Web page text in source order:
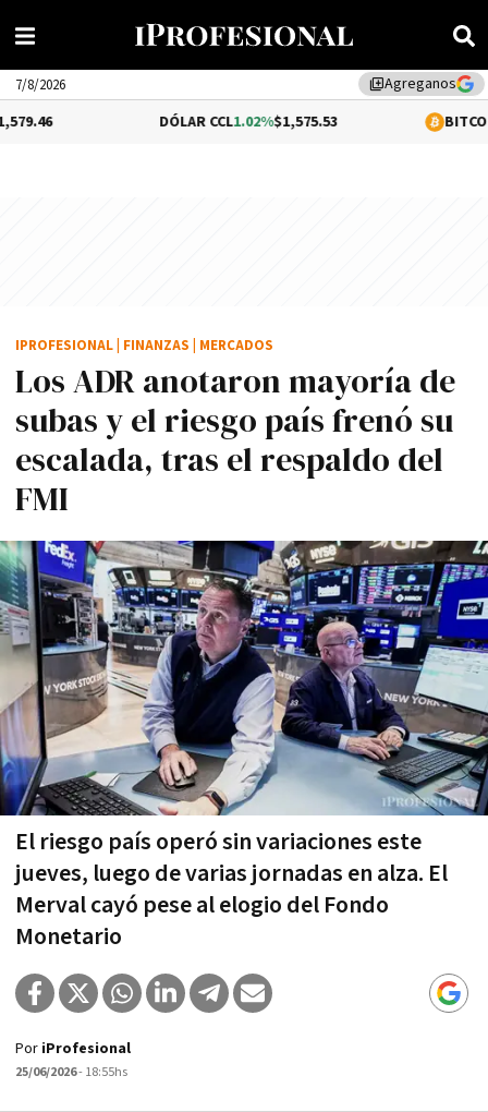
library_addAgreganos
7/8/2026
1.02%$1,575.53 -0.13%
Los ADR anotaron mayoría de
subas y el riesgo país frenó su
escalada, tras el respaldo del
FMI
El riesgo país operó sin variaciones este
jueves, luego de varias jornadas en alza. El
Merval cayó pese al elogio del Fondo
Monetario
IPROFESIONAL FINANZAS MERCADOS
Por iProfesional
25/06/2026- 18:55hs